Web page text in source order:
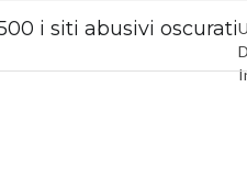
i siti abusivi oscurati